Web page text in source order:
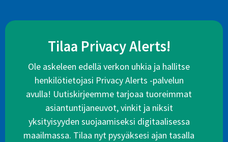
Tilaa Privacy Alerts!
Ole askeleen edellä verkon uhkia ja hallitse
henkilötietojasi Privacy Alerts -palvelun
avulla! Uutiskirjeemme tarjoaa tuoreimmat
asiantuntijaneuvot, vinkit ja niksit
yksityisyyden suojaamiseksi digitaalisessa
maailmassa. Tilaa nyt pysyäksesi ajan tasalla